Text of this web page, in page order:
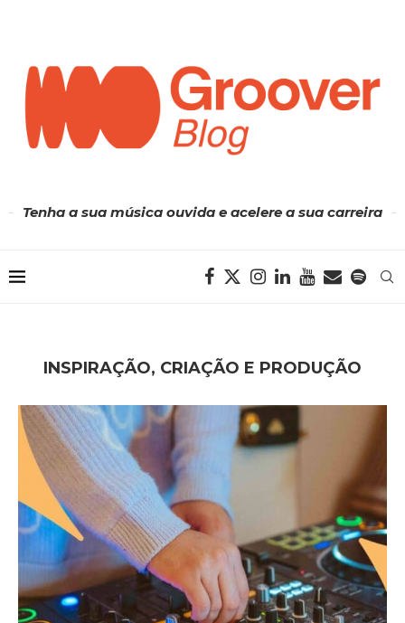
Tenha a sua música ouvida e acelere a sua carreira
INSPIRAÇÃO, CRIAÇÃO E PRODUÇÃO